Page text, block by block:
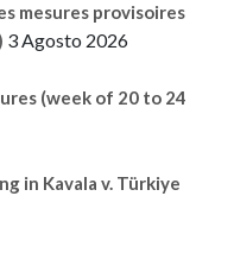
mesures provisoires
3 Agosto 2026
(week of 20 to 24
in Kavala v. Türkiye